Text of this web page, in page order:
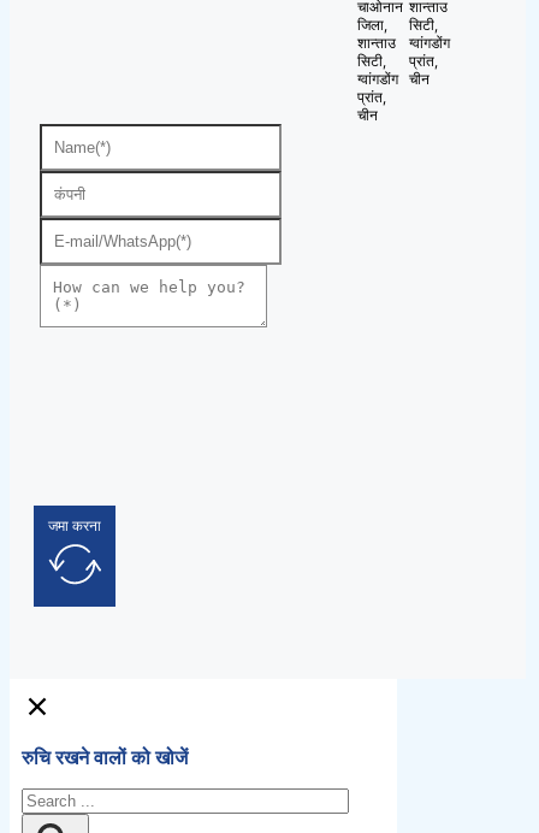
चाओनान
जिला,
शान्ताउ
सिटी,
ग्वांगडोंग
प्रांत,
चीन
शान्ताउ
सिटी,
ग्वांगडोंग
प्रांत,
चीन
जमा करना
रुचि रखने वालों को खोजें
खोज